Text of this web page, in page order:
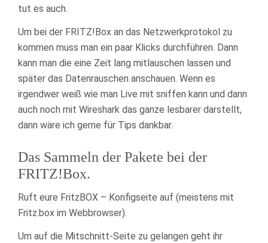
tut es auch.
Um bei der FRITZ!Box an das Netzwerkprotokol zu
kommen muss man ein paar Klicks durchführen. Dann
kann man die eine Zeit lang mitlauschen lassen und
später das Datenrauschen anschauen. Wenn es
irgendwer weiß wie man Live mit sniffen kann und dann
auch noch mit Wireshark das ganze lesbarer darstellt,
dann wäre ich gerne für Tips dankbar.
Das Sammeln der Pakete bei der
FRITZ!Box.
Ruft eure FritzBOX – Konfigseite auf (meistens mit
Fritz.box im Webbrowser).
Um auf die Mitschnitt-Seite zu gelangen geht ihr